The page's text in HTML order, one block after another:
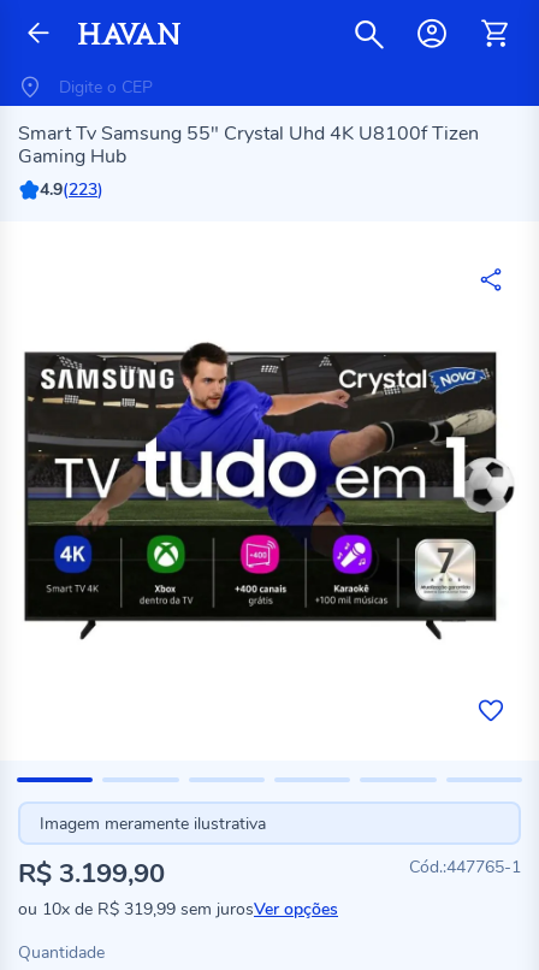
Smart Tv Samsung 55" Crystal Uhd 4K U8100f Tizen
Gaming Hub
4.9(223)
Imagem meramente ilustrativa
447765-1
R$ 3.199,90
ou 10x de R$ 319,99 sem jurosVer opções
Quantidade